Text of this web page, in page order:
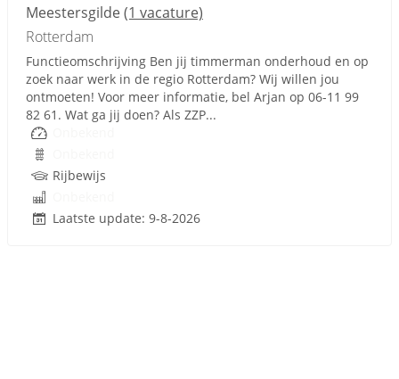
Meestersgilde(1 vacature)
Rotterdam
Functieomschrijving Ben jij timmerman onderhoud en op
zoek naar werk in de regio Rotterdam? Wij willen jou
ontmoeten! Voor meer informatie, bel Arjan op 06-11 99
82 61. Wat ga jij doen? Als ZZP...
Rijbewijs
Laatste update: 9-8-2026